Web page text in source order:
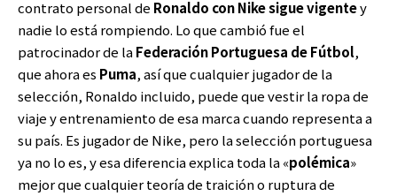
contrato personal de Ronaldo con Nike sigue vigentey
nadie lo está rompiendo. Lo que cambió fue el
patrocinador de laFederación Portuguesa de Fútbol,
que ahora es Puma, así que cualquier jugador de la
selección, Ronaldo incluido, puede que vestir la ropa de
viaje y entrenamiento de esa marca cuando representa a
su país. Es jugador de Nike, pero la selección portuguesa
ya no lo es, y esa diferencia explica toda la «polémica»
mejor que cualquier teoría de traición o ruptura de